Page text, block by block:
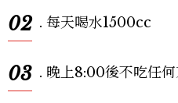
02 . 每天喝水1500cc
03 . 晚上8:00後不吃任